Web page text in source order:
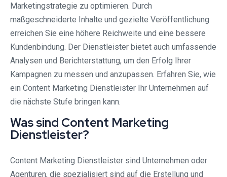
Marketingstrategie zu optimieren. Durch
maßgeschneiderte Inhalte und gezielte Veröffentlichung
erreichen Sie eine höhere Reichweite und eine bessere
Kundenbindung. Der Dienstleister bietet auch umfassende
Analysen und Berichterstattung, um den Erfolg Ihrer
Kampagnen zu messen und anzupassen. Erfahren Sie, wie
ein Content Marketing Dienstleister Ihr Unternehmen auf
die nächste Stufe bringen kann.
Was sind Content Marketing
Dienstleister?
Content Marketing Dienstleister sind Unternehmen oder
Agenturen, die spezialisiert sind auf die Erstellung und